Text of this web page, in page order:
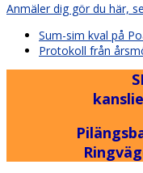
Anmäler dig gör du här,
previous
post:
Sum-sim kval på
next
Protokoll från